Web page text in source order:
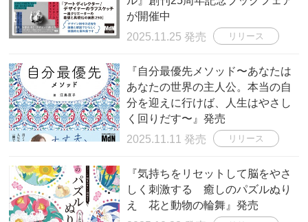
が開催中
2025.11.25 発売
リリース
『自分最優先メソッド〜あなたは
あなたの世界の主人公。本当の自
分を迎えに行けば、人生はやさし
く回りだす〜』発売
2025.11.11 発売
リリース
『気持ちをリセットして脳をやさ
しく刺激する 癒しのパズルぬり
え 花と動物の輪舞』発売